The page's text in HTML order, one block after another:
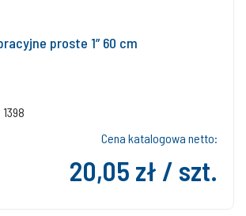
proste 1” 60 cm
Cena katalogowa netto:
20,05 zł / szt.